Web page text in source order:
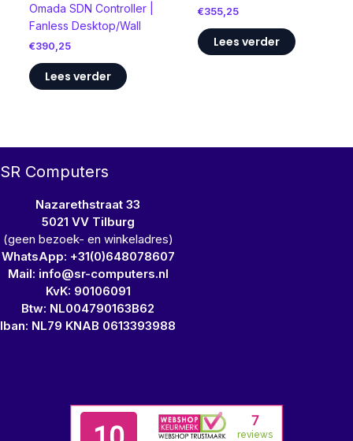
Omada SDN Controller |
Fanless Desktop/Wall
€390,25
Lees verder
€355,25
Lees verder
SR Computers
Nazarethstraat 33
5021 VV Tilburg
(geen bezoek- en winkeladres)
WhatsApp: +31(0)648078607
Mail: info@sr-computers.nl
KvK: 90106091
Btw: NL004790163B62
Iban: NL79 KNAB 0613393988